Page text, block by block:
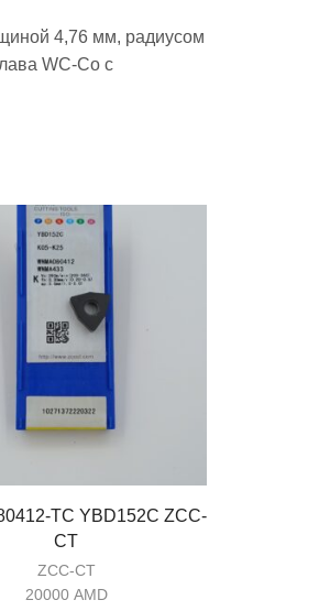
4,76 мм, радиусом
WC-Co с
TC YBD152C ZCC-
CT
ZCC-CT
20000 AMD